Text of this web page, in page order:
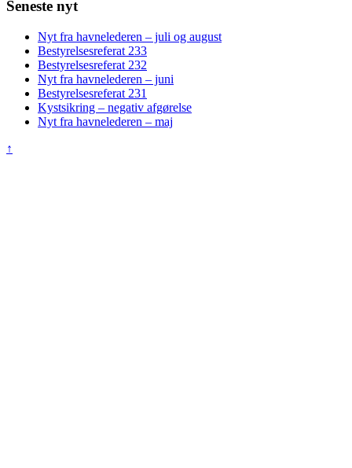
Seneste nyt
Nyt fra havnelederen – juli og august
Bestyrelsesreferat 233
Bestyrelsesreferat 232
Nyt fra havnelederen – juni
Bestyrelsesreferat 231
Kystsikring – negativ afgørelse
Nyt fra havnelederen – maj
↑